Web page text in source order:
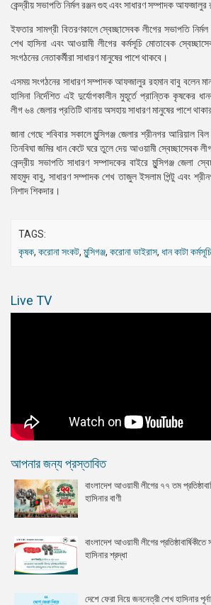
বিএনপি-
জামায়াত
সংগঠন
নির্বাচনী
ইশতেহার
কেন্দ্রীয় সভাপতি নির্মল রঞ্জন গুহ এবং সাধারণ সম্পাদক আফজালুর
ইফতার সামগ্রী বিতরণকালে স্বেচ্ছাসেবক লীগের সভাপতি
শেখ হাসিনা এবং আওয়ামী লীগের কর্মসূচি মোতাবেক
সংগঠনের নেতাকর্মীরা সাধারণ মানুষের পাশে থাকবে।
এসময় সংগঠনের সাধারণ সম্পাদক আফজালুর রহমান বাবু বলেন
হাসিনা নির্দেশিত এই দুর্যোগকালীন মুহূর্তে প্রান্তিক কৃষকের
লীগ ৬৪ জেলার প্রতিটি থানায় অসহায় সাধারণ মানুষের পাশে
জানা গেছে শবিবার সকালে মুন্সিগঞ্জ জেলার শ্রীনগর আরিয়াল
তিনবিঘা জমির ধান কেটে ঘরে তুলে দেয় আওয়ামী স্বেচ্ছাসেবক
কেন্দ্রীয় সভাপতি সাধারণ সম্পাদকের বাইরে মুন্সিগঞ্জ জেলা
মাহমুদ বাবু, সাধারণ সম্পাদক শেখ তাজুল ইসলাম পিন্টু এবং
নিশাদ শিকদার।
TAGS:
কৃষক, করোনা সংকট, মুন্সিগঞ্জ, করোনা ভাইরাস, ধান কাটা কর্মসূচি
Live TV
আপনার জন্য প্রস্তাবিত
বাংলাদেশ আওয়ামী লীগের ৭৭ তম
হাসিনার বাণী
বাংলাদেশ আওয়ামী লীগের
হাসিনার শ্রদ্ধা
দেশে ফেরা নিয়ে জননেত্রী শেখ হাসিনার